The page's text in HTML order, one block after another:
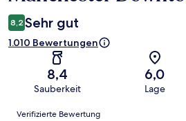
8,2 Sehr gut
1.010 Bewertungen
8,4
Sauberkeit
6,0
Lage
Bewertungen
Verifizierte Bewertung